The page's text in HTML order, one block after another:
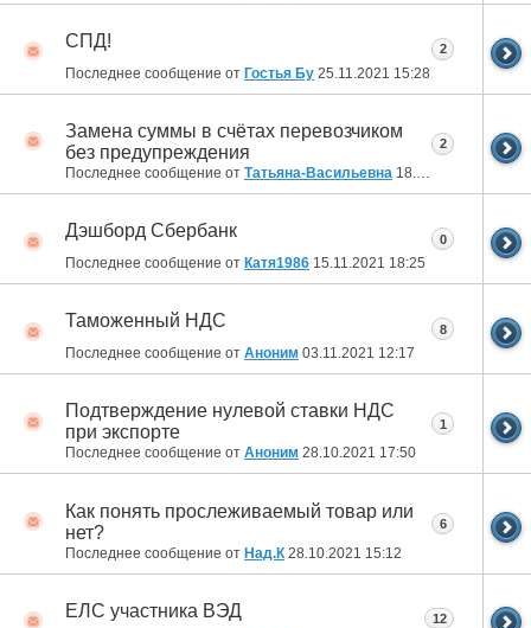
СПД!
Последнее сообщение от Гостья Бу 25.11.2021 15:28
2
Замена суммы в счётах перевозчиком
без предупреждения
Последнее сообщение от Татьяна-Васильевна 18.11.2021
2
Дэшборд Сбербанк
Последнее сообщение от Катя1986 15.11.2021 18:25
0
Таможенный НДС
Последнее сообщение от Аноним 03.11.2021 12:17
8
Подтверждение нулевой ставки НДС
при экспорте
Последнее сообщение от Аноним 28.10.2021 17:50
1
Как понять прослеживаемый товар или
нет?
Последнее сообщение от Над.К 28.10.2021 15:12
6
ЕЛС участника ВЭД 12